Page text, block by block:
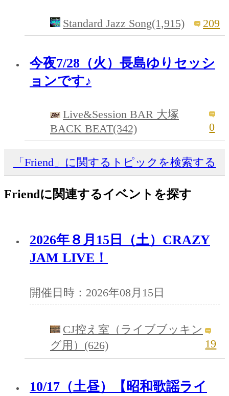
Standard Jazz Song(1,915) 209
今夜7/28（火）長島ゆりセッシ
ョンです♪
Live&Session BAR 大塚
BACK BEAT(342)
0
「Friend」に関するトピックを検索する
Friendに関連するイベントを探す
2026年８月15日（土）CRAZY
JAM LIVE！
開催日時：2026年08月15日
CJ控え室（ライブブッキン
グ用）(626)
19
10/17（土昼）【昭和歌謡ライ